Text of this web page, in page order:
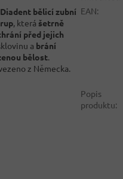
Diadent bělicí zubní
, která šetrně
před jejich
a brání
bělost.
z Německa.
EAN:
Popis
produktu: